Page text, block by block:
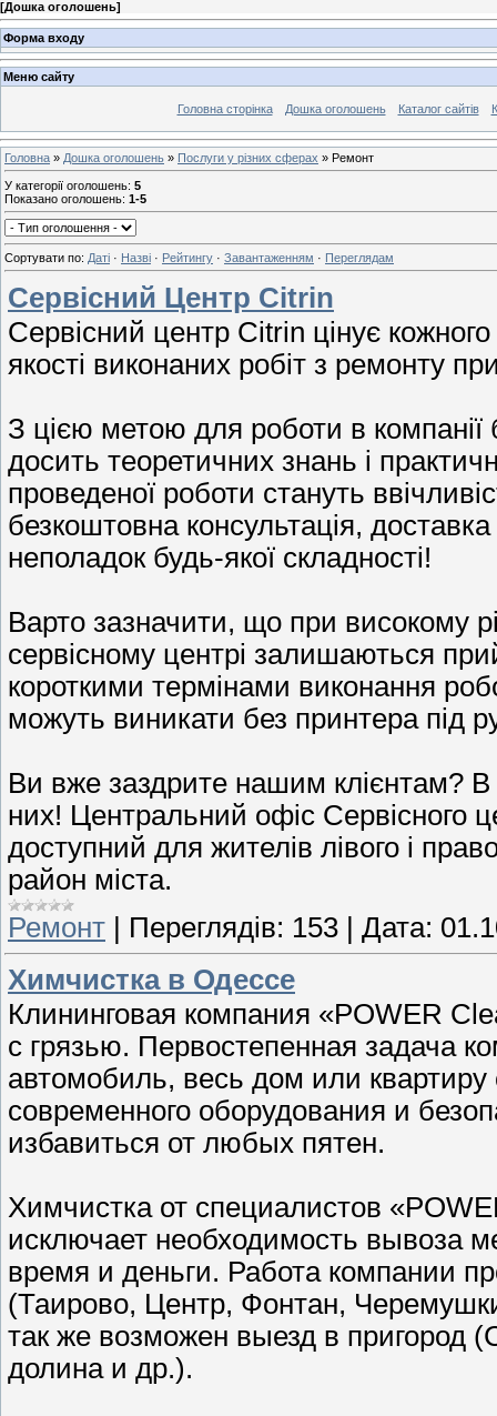
[Дошка оголошень]
Форма входу
Меню сайту
Головна сторінка Дошка оголошень Каталог сайтів
Головна » Дошка оголошень » Послуги у різних сферах » Ремонт
У категорії оголошень: 5
Показано оголошень: 1-5
Сортувати по: Даті · Назві · Рейтингу · Завантаженням · Переглядам
Сервісний Центр Citrin
Сервісний центр Citrin цінує
якості виконаних робіт з ремонту
З цією метою для роботи в компанії
досить теоретичних знань і
проведеної роботи стануть
безкоштовна консультація,
неполадок будь-якої складності!
Варто зазначити, що при високому
сервісному центрі залишаються
короткими термінами виконання
можуть виникати без принтера під
Ви вже заздрите нашим клієнтам?
них! Центральний офіс Сервісного
доступний для жителів лівого і
район міста.
Ремонт | Переглядів: 153 | Дата:
Химчистка в Одессе
Клининговая компания «POWER
с грязью. Первостепенная задача
автомобиль, весь дом или квартиру
современного оборудования и
избавиться от любых пятен.
Химчистка от специалистов
исключает необходимость вывоза
время и деньги. Работа компании
(Таирово, Центр, Фонтан,
так же возможен выезд в пригород
долина и др.).